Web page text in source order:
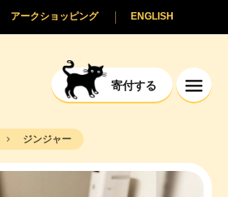
寄付する
ENGLISH
アークショッピング
ジンジャー